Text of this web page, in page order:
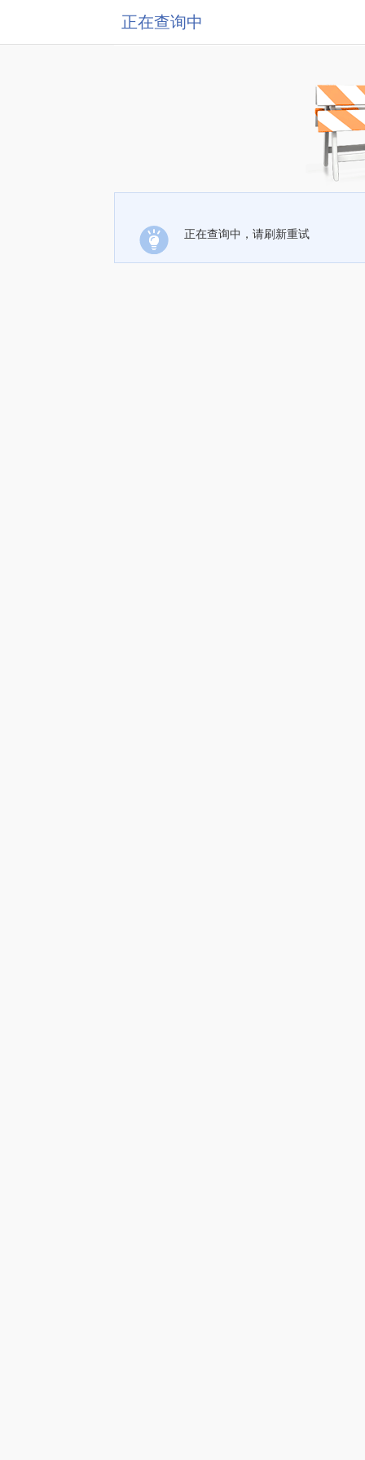
正在查询中
正在查询中，请刷新重试